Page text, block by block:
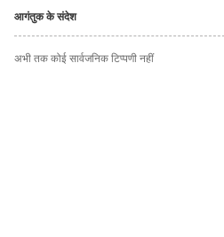
आगंतुक के संदेश
अभी तक कोई सार्वजनिक टिप्पणी नहीं